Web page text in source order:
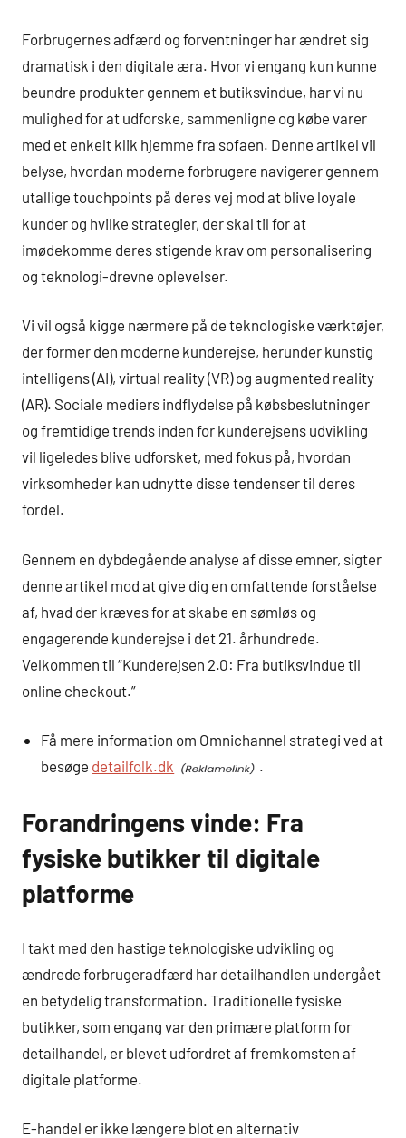
Forbrugernes adfærd og forventninger har ændret sig
dramatisk i den digitale æra. Hvor vi engang kun kunne
beundre produkter gennem et butiksvindue, har vi nu
mulighed for at udforske, sammenligne og købe varer
med et enkelt klik hjemme fra sofaen. Denne artikel vil
belyse, hvordan moderne forbrugere navigerer gennem
utallige touchpoints på deres vej mod at blive loyale
kunder og hvilke strategier, der skal til for at
imødekomme deres stigende krav om personalisering
og teknologi-drevne oplevelser.
Vi vil også kigge nærmere på de teknologiske værktøjer,
der former den moderne kunderejse, herunder kunstig
intelligens (AI), virtual reality (VR) og augmented reality
(AR). Sociale mediers indflydelse på købsbeslutninger
og fremtidige trends inden for kunderejsens udvikling
vil ligeledes blive udforsket, med fokus på, hvordan
virksomheder kan udnytte disse tendenser til deres
fordel.
Gennem en dybdegående analyse af disse emner, sigter
denne artikel mod at give dig en omfattende forståelse
af, hvad der kræves for at skabe en sømløs og
engagerende kunderejse i det 21. århundrede.
Velkommen til “Kunderejsen 2.0: Fra butiksvindue til
online checkout.”
Få mere information om Omnichannel strategi ved at
besøge detailfolk.dk .
Forandringens vinde: Fra
fysiske butikker til digitale
platforme
I takt med den hastige teknologiske udvikling og
ændrede forbrugeradfærd har detailhandlen undergået
en betydelig transformation. Traditionelle fysiske
butikker, som engang var den primære platform for
detailhandel, er blevet udfordret af fremkomsten af
digitale platforme.
E-handel er ikke længere blot en alternativ